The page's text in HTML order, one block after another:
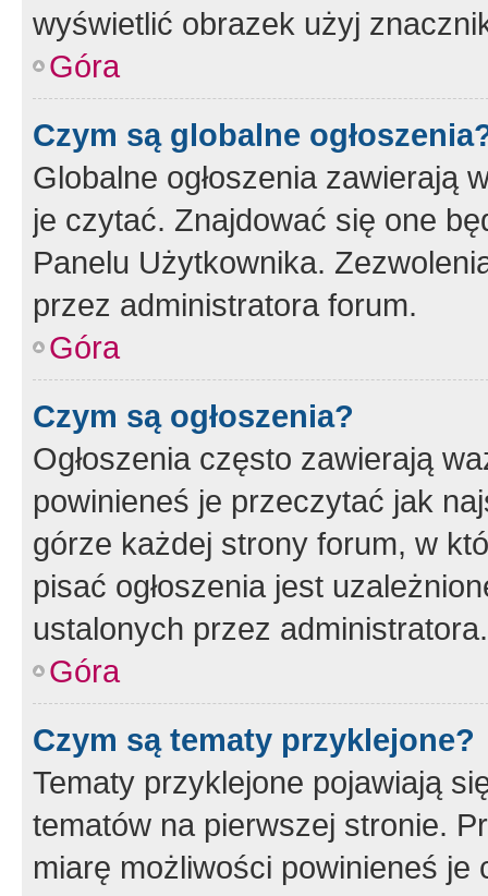
wyświetlić obrazek użyj
Góra
Czym są globalne
Globalne ogłoszenia zawierają
je czytać. Znajdować się one
Panelu Użytkownika.
przez administratora forum.
Góra
Czym są ogłoszenia?
Ogłoszenia często zawierają
powinieneś je przeczytać jak
górze każdej strony forum, w
pisać ogłoszenia jest
ustalonych przez administratora.
Góra
Czym są tematy przyklejone?
Tematy przyklejone pojawiają
tematów na pierwszej stronie.
miarę możliwości powinieneś je